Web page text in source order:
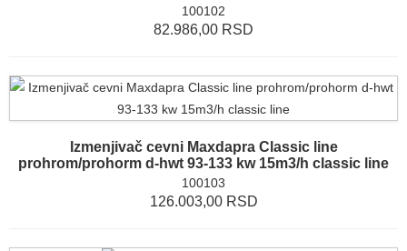
100102
82.986,00 RSD
Izmenjivač cevni Maxdapra Classic line
prohrom/prohorm d-hwt 93-133 kw 15m3/h classic line
100103
126.003,00 RSD